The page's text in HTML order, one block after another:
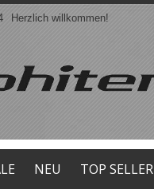
Herzlich willkommen!
NEU TOP SELLER